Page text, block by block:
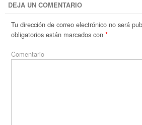
DEJA UN COMENTARIO
Tu dirección de correo electrónico no será
obligatorios están marcados con*
Comentario